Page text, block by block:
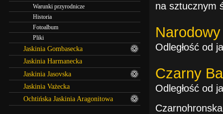
na sztucznym
Odległość od
Czarny
Odległość od
Warunki przyrodnicze
Historia
Fotoalbum
Pliki
Jaskinia Gombasecka
Jaskinia Harmanecka
Jaskinia Jasovska
Jaskinia Vażecka
Ochtińska Jaskinia Aragonitowa